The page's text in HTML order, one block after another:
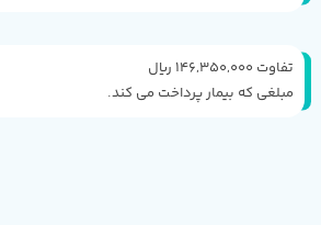
تفاوت 146,350,000 ریال
مبلغی که بیمار پرداخت می کند.